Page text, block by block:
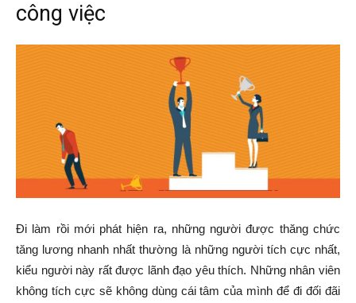
công việc
Đi làm rồi mới phát hiện ra, những người được thăng chức
tăng lương nhanh nhất thường là những người tích cực nhất,
kiểu người này rất được lãnh đạo yêu thích. Những nhân viên
không tích cực sẽ không dùng cái tâm của mình để đi đối đãi